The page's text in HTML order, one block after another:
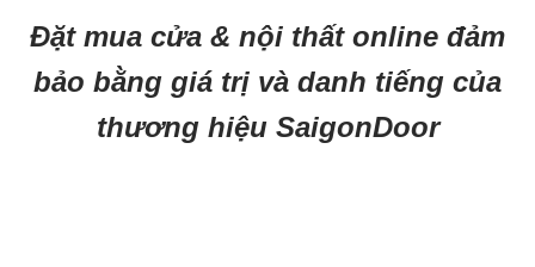
Đặt mua cửa & nội thất online đảm
bảo bằng giá trị và danh tiếng của
thương hiệu SaigonDoor